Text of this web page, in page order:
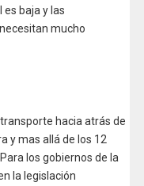
es baja y las
mucho
hacia atrás de
y mas allá de los 12
los gobiernos de la
la legislación